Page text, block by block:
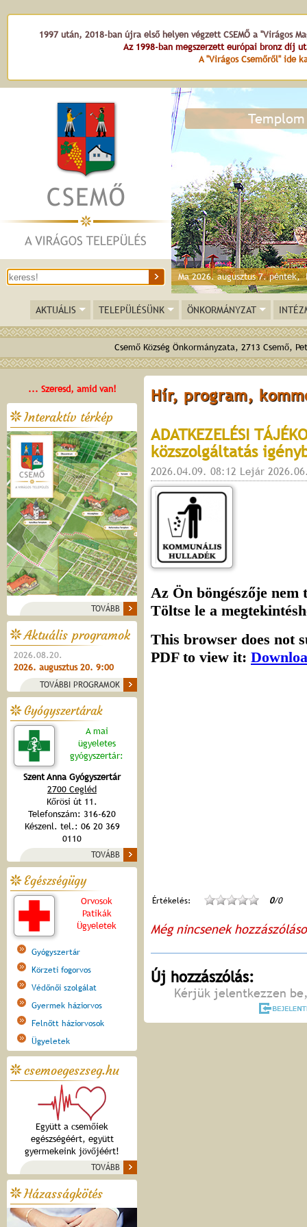
1997 után, 2018-ban újra első helyen végzett CSEMŐ a "Virágos
Az 1998-ban megszerzett európai bronz díj
A "Virágos Csemőről" ide
Ma 2026. augusztus 7. péntek,
AKTUÁLIS TELEPÜLÉSÜNK ÖNKORMÁNYZAT
Csemő Község Önkormányzata, 2713
... Szeresd, amid van!
Interaktív térkép
TOVÁBB
Aktuális programok
2026.08.20.
2026. augusztus 20. 9:00
TOVÁBBI PROGRAMOK
Gyógyszertárak
A mai
ügyeletes
gyógyszertár:
Szent Anna Gyógyszertár
2700 Cegléd
Kőrösi út 11.
Telefonszám: 316-620
Készenl. tel.: 06 20 369
0110
TOVÁBB
Egészségügy
Orvosok
Patikák
Ügyeletek
Gyógyszertár
Körzeti fogorvos
Védőnői szolgálat
Gyermek háziorvos
Felnőtt háziorvosok
Ügyeletek
csemoegeszseg.hu
Együtt a csemőiek
egészségéért, együtt
gyermekeink jövőjéért!
TOVÁBB
Házasságkötés
Hír, program,
ADATKEZELÉSI
közszolgáltatás
2026.04.09. 08:12 Lejár
Értékelés: 0/0
Még nincsenek
Új hozzászólás:
Kérjük jelentkezzen